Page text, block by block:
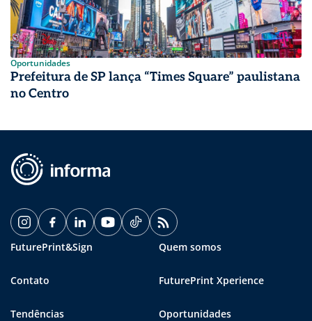
Oportunidades
Prefeitura de SP lança “Times Square” paulistana
no Centro
FuturePrint&Sign Quem somos
Contato FuturePrint Xperience
Tendências Oportunidades